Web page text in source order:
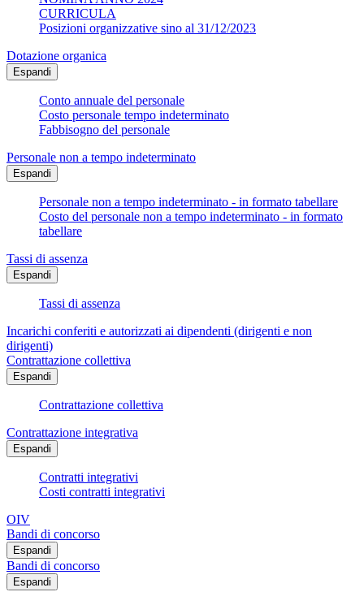
CURRICULA
Posizioni organizzative sino al 31/12/2023
Dotazione organica
Espandi
Conto annuale del personale
Costo personale tempo indeterminato
Fabbisogno del personale
Personale non a tempo indeterminato
Espandi
Personale non a tempo indeterminato - in formato tabellare
Costo del personale non a tempo indeterminato - in formato
tabellare
Tassi di assenza
Espandi
Tassi di assenza
Incarichi conferiti e autorizzati ai dipendenti (dirigenti e non
dirigenti)
Contrattazione collettiva
Espandi
Contrattazione collettiva
Contrattazione integrativa
Espandi
Contratti integrativi
Costi contratti integrativi
OIV
Bandi di concorso
Espandi
Bandi di concorso
Espandi